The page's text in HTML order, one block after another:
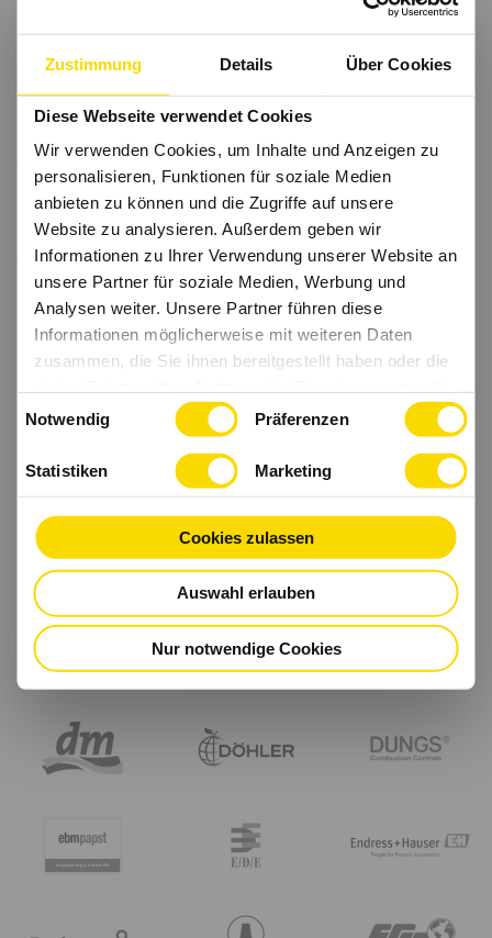
Zustimmung Details Über Cookies
Diese Webseite verwendet Cookies
Wir verwenden Cookies, um Inhalte und Anzeigen zu
personalisieren, Funktionen für soziale Medien
anbieten zu können und die Zugriffe auf unsere
Website zu analysieren. Außerdem geben wir
Informationen zu Ihrer Verwendung unserer Website an
unsere Partner für soziale Medien, Werbung und
Analysen weiter. Unsere Partner führen diese
Informationen möglicherweise mit weiteren Daten
zusammen, die Sie ihnen bereitgestellt haben oder die
haben.
Notwendig Präferenzen
Statistiken Marketing
Cookies zulassen
Auswahl erlauben
Nur notwendige Cookies